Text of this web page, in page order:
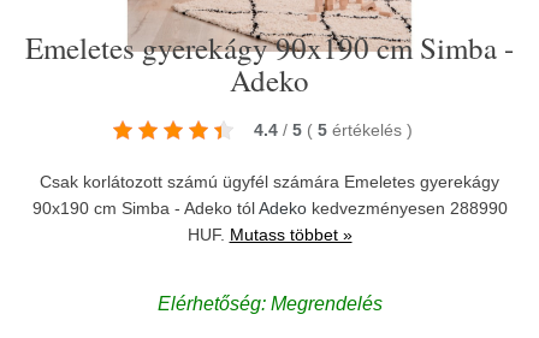
Emeletes gyerekágy 90x190 cm Simba -
Adeko
4.4 / 5 ( 5 értékelés )
Csak korlátozott számú ügyfél számára Emeletes gyerekágy
90x190 cm Simba - Adeko tólAdekokedvezményesen 288990
HUF. Mutass többet »
Elérhetőség: Megrendelés